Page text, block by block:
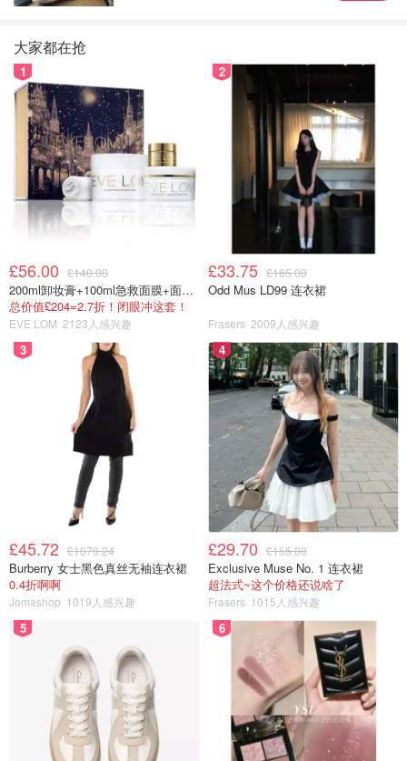
行
垦丁主要交通公交车少，全靠浪的机车加持，这个很适合时
下热血的年轻人。
玩转垦丁价格不贵，值得去。
至于签证问题美国护照可免签入境台湾，无需提前申请签
证，这个无疑太省事了。
大家都在抢
1
£56.00 £140.00
200ml卸妆膏+100ml急救面膜+面霜+洁颜布
总价值£204=2.7折！闭眼冲这套！
EVE LOM 2123人感兴趣
2
£33.75 £165.00
Odd Mus LD99 连衣裙
Frasers 2009人感兴趣
3
£45.72 £1070.24
Burberry 女士黑色真丝无袖连衣裙
0.4折啊啊
Jomashop 1019人感兴趣
4
£29.70 £165.00
Exclusive Muse No. 1 连衣裙
超法式~这个价格还说啥了
Frasers 1015人感兴趣
5 6